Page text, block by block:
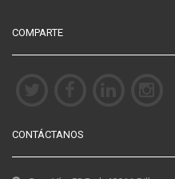
COMPARTE
CONTÁCTANOS